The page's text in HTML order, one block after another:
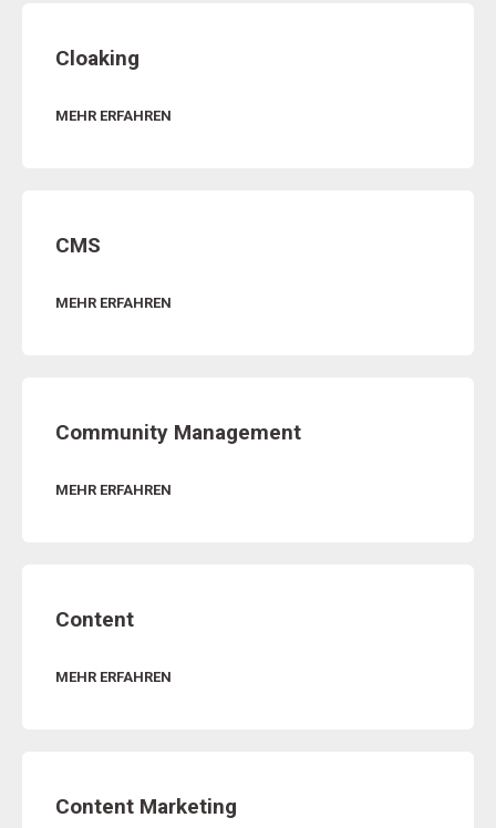
Cloaking
MEHR ERFAHREN
CMS
MEHR ERFAHREN
Community Management
MEHR ERFAHREN
Content
MEHR ERFAHREN
Content Marketing